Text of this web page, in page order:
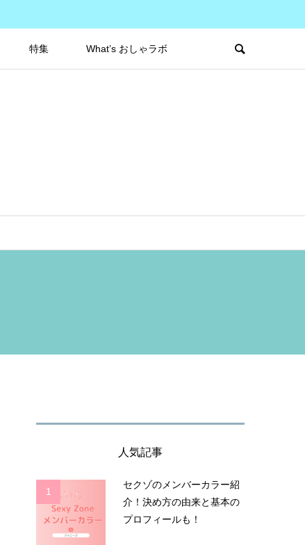
特集 What’s おしゃラボ
人気記事
1
セクゾのメンバーカラー紹
介！決め方の由来と基本の
プロフィールも！